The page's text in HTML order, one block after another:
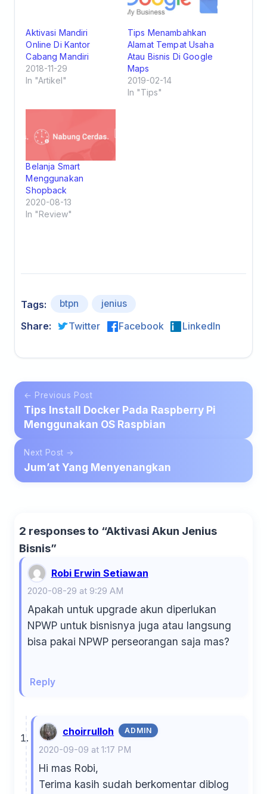
Aktivasi Mandiri
Online Di Kantor
Cabang Mandiri
2018-11-29
In "Artikel"
Tips Menambahkan
Alamat Tempat Usaha
Atau Bisnis Di Google
Maps
2019-02-14
In "Tips"
Belanja Smart
Menggunakan
Shopback
2020-08-13
In "Review"
Tags: btpn jenius
Share: Twitter Facebook LinkedIn
← Previous Post
Tips Install Docker Pada Raspberry Pi
Menggunakan OS Raspbian
Next Post →
Jum’at Yang Menyenangkan
2 responses to “Aktivasi Akun Jenius
Bisnis”
Robi Erwin Setiawan
2020-08-29 at 9:29 AM
Apakah untuk upgrade akun diperlukan
NPWP untuk bisnisnya juga atau langsung
bisa pakai NPWP perseorangan saja mas?
Reply
choirrulloh ADMIN
2020-09-09 at 1:17 PM
Hi mas Robi,
Terima kasih sudah berkomentar diblog